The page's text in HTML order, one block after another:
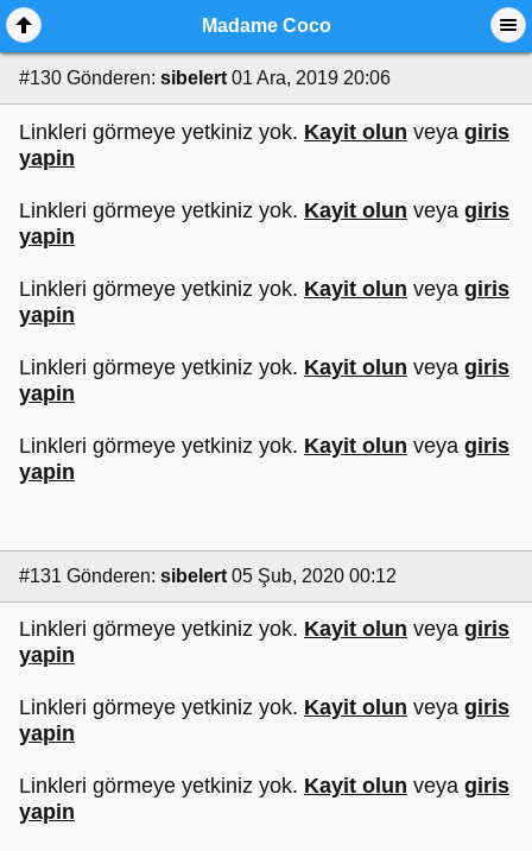
Madame Coco
#130 Gönderen: sibelert 01 Ara, 2019 20:06
Linkleri görmeye yetkiniz yok. Kayit olun veya giris
yapin
Linkleri görmeye yetkiniz yok. Kayit olun veya giris
yapin
Linkleri görmeye yetkiniz yok. Kayit olun veya giris
yapin
Linkleri görmeye yetkiniz yok. Kayit olun veya giris
yapin
Linkleri görmeye yetkiniz yok. Kayit olun veya giris
yapin
#131 Gönderen: sibelert 05 Şub, 2020 00:12
Linkleri görmeye yetkiniz yok. Kayit olun veya giris
yapin
Linkleri görmeye yetkiniz yok. Kayit olun veya giris
yapin
Linkleri görmeye yetkiniz yok. Kayit olun veya giris
yapin